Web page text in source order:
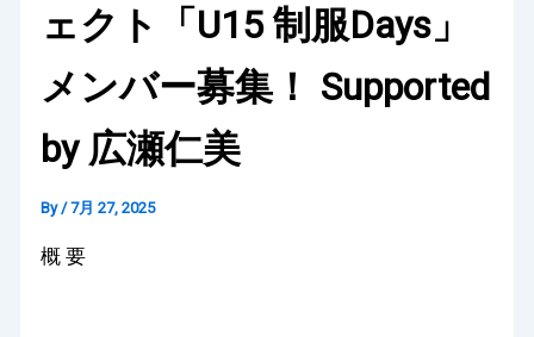
ェクト「U15 制服Days」
メンバー募集！ Supported
by 広瀬仁美
By /7月 27, 2025
概 要